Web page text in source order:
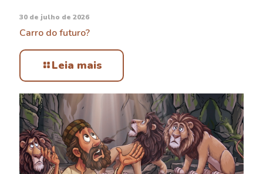
30 de julho de 2026
Carro do futuro?
Leia mais